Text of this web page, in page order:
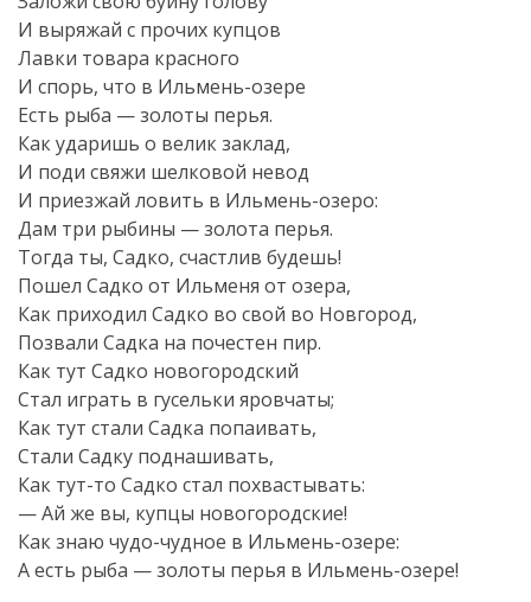
И выряжай с прочих купцов
Лавки товара красного
И спорь, что в Ильмень-озере
Есть рыба — золоты перья.
Как ударишь о велик заклад,
И поди свяжи шелковой невод
И приезжай ловить в Ильмень-озеро:
Дам три рыбины — золота перья.
Тогда ты, Садко, счастлив будешь!
Пошел Садко от Ильменя от озера,
Как приходил Садко во свой во Новгород,
Позвали Садка на почестен пир.
Как тут Садко новогородский
Стал играть в гусельки яровчаты;
Как тут стали Садка попаивать,
Стали Садку поднашивать,
Как тут-то Садко стал похвастывать:
— Ай же вы, купцы новогородские!
Как знаю чудо-чудное в Ильмень-озере:
А есть рыба — золоты перья в Ильмень-озере!